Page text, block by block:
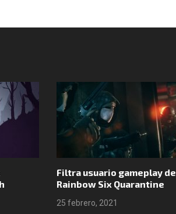
Síguenos en Instagram
Filtra usuario gameplay de
Rainbow Six Quarantine
25 febrero, 2021